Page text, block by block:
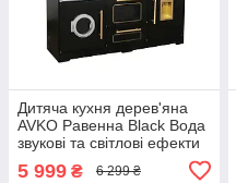
Дитяча кухня дерев'яна
AVKO Равенна Black Вода
звукові та світлові ефекти
5 999 ₴ 6 299 ₴